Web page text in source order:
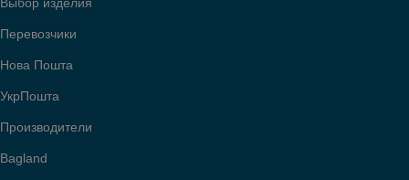
Перевозчики
Нова Пошта
УкрПошта
Производители
Bagland